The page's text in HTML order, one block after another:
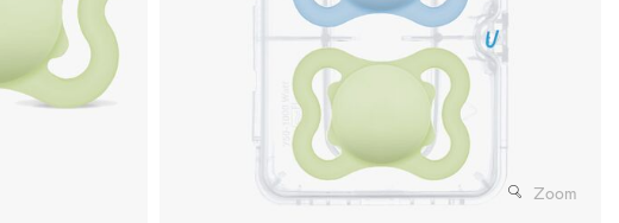
Zoom